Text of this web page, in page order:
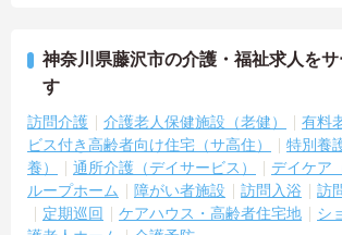
神奈川県藤沢市の介護・福祉求人を
す
訪問介護 介護老人保健施設（老健） 有料
ビス付き高齢者向け住宅（サ高住）
特別養
養）
通所介護（デイサービス） デイケア
ループホーム
障がい者施設 訪問入浴 訪
定期巡回
ケアハウス・高齢者住宅地 シ